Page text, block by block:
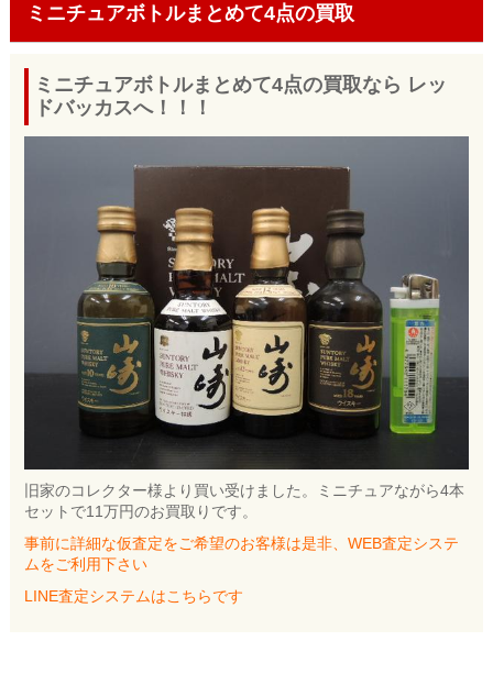
ミニチュアボトルまとめて4点の買取
ミニチュアボトルまとめて4点の買取なら レッ
ドバッカスへ！！！
旧家のコレクター様より買い受けました。ミニチュアながら4本
セットで11万円のお買取りです。
事前に詳細な仮査定をご希望のお客様は是非、WEB査定システ
ムをご利用下さい
LINE査定システムはこちらです